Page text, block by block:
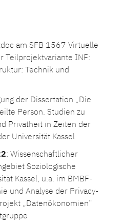
am SFB 1567 Virtuelle
Teilprojektvariante INF:
Technik und
der Dissertation „Die
Person. Studien zu
Privatheit in Zeiten der
Universität Kassel
: Wissenschaftlicher
Soziologische
Kassel, u.a. im BMBF-
und Analyse der Privacy-
„Datenökonomien“